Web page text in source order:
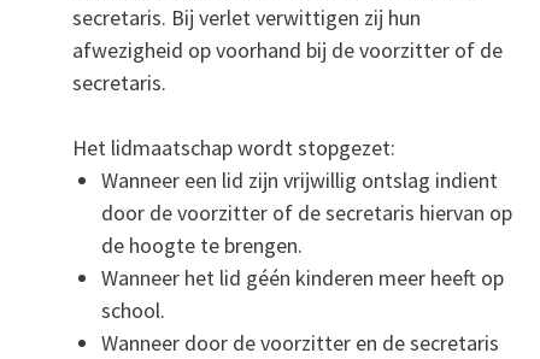
secretaris. Bij verlet verwittigen zij hun
afwezigheid op voorhand bij de voorzitter of de
secretaris.
Het lidmaatschap wordt stopgezet:
Wanneer een lid zijn vrijwillig ontslag indient
door de voorzitter of de secretaris hiervan op
de hoogte te brengen.
Wanneer het lid géén kinderen meer heeft op
school.
Wanneer door de voorzitter en de secretaris